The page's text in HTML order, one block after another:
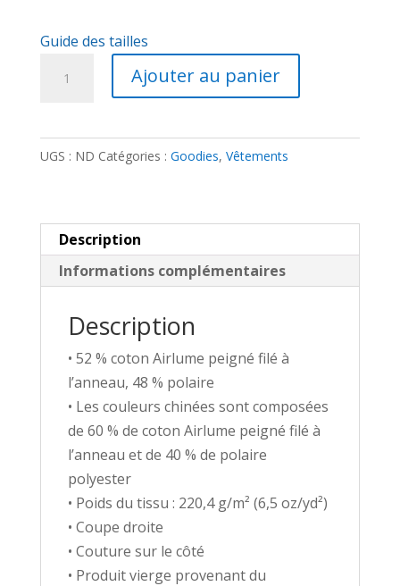
Guide des tailles
à
Capuche
Ogre
brodé
Ajouter au panier
UGS : ND Catégories : Goodies, Vêtements
Description
Informations complémentaires
Description
• 52 % coton Airlume peigné filé à
l’anneau, 48 % polaire
• Les couleurs chinées sont composées
de 60 % de coton Airlume peigné filé à
l’anneau et de 40 % de polaire
polyester
• Poids du tissu : 220,4 g/m² (6,5 oz/yd²)
• Coupe droite
• Couture sur le côté
• Produit vierge provenant du